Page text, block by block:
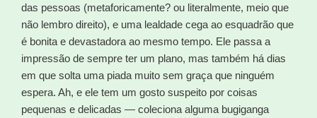
das pessoas (metaforicamente? ou literalmente, meio que
não lembro direito), e uma lealdade cega ao esquadrão que
é bonita e devastadora ao mesmo tempo. Ele passa a
impressão de sempre ter um plano, mas também há dias
em que solta uma piada muito sem graça que ninguém
espera. Ah, e ele tem um gosto suspeito por coisas
pequenas e delicadas — coleciona alguma bugiganga